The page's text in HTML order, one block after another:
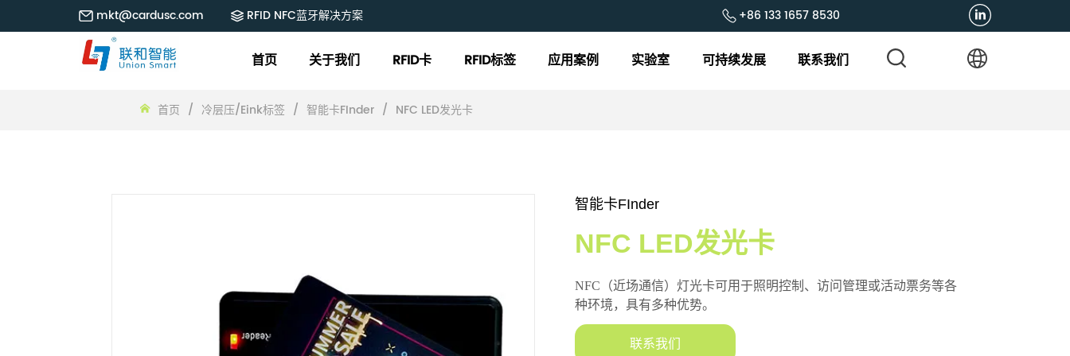
mkt@cardusc.com RFID NFC蓝牙解决方案 +86 133 1657 8530
首页 关于我们 RFID卡 RFID标签 应用案例 实验室 可持续发展 联系我们
首页 / 冷层压/Eink标签 / 智能卡FInder / NFC LED发光卡
智能卡FInder
NFC LED发光卡
联系我们